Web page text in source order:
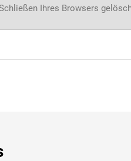
Ihres Browsers